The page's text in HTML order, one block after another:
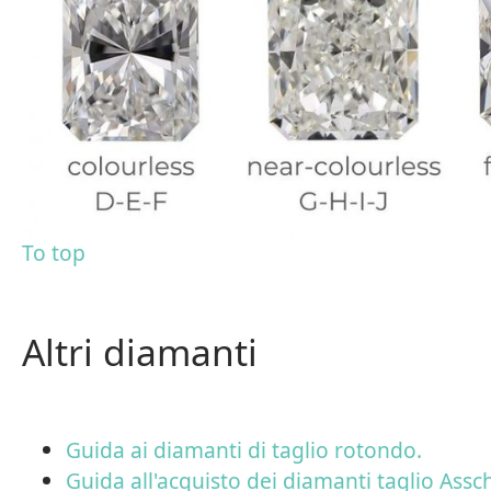
To top
Altri diamanti
Guida ai diamanti di taglio rotondo.
Guida all'acquisto dei diamanti taglio